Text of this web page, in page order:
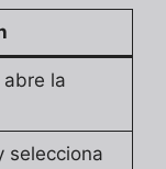
la
selecciona